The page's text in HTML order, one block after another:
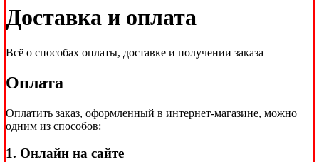
Доставка и оплата
Всё о способах оплаты, доставке и получении заказа
Оплата
Оплатить заказ, оформленный в интернет-магазине, можно
одним из способов:
1. Онлайн на сайте